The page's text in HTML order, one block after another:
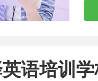
语培训学